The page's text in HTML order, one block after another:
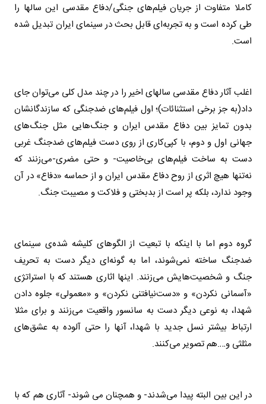
کاملا متفاوت از جریان فیلم‌های جنگی/دفاع مقدسی این سالها را
طی کرده است و به تجربه‌ای قابل بحث در سینمای ایران تبدیل شده
است.
اغلب آثار دفاع مقدسی سالهای اخیر را در چند مدل کلی می‌توان جای
داد(به جز برخی استثنائات)؛ اول فیلم‌های ضدجنگی که سازندگانشان
بدون تمایز بین دفاع مقدس ایران و جنگ‌هایی مثل جنگ‌های
جهانی اول و دوم، با کپی‌کاری از روی دست فیلم‌های ضدجنگ غربی
دست به ساخت فیلم‌های بی‌خاصیت- و حتی مضری-می‌زنند که
نه‌تنها هیچ اثری از روح دفاع مقدس ایران و از حماسه «دفاع» در آن
وجود ندارد، بلکه پر است از بدبختی و فلاکت و مصیبت جنگ.
گروه دوم اما با اینکه با تبعیت از الگوهای کلیشه شده‌ی سینمای
ضدجنگ ساخته نمی‌شوند، اما به گونه‌ای دیگر دست به تحریف
جنگ و شخصیت‌هایش می‌زنند. اینها اثاری هستند که با استراتژی
«آسمانی نکردن» و «دست‌نیافتنی نکردن» و «معمولی» جلوه دادن
شهدا، به نوعی دیگر دست به سانسور واقعیت می‌زنند و برای مثلا
ارتباط بیشتر نسل جدید با شهدا، آنها را حتی آلوده به عشق‌های
مثلثی و….هم تصویر می‌کنند.
در این بین البته پیدا می‌شدند- و همچنان می شوند- آثاری هم که با